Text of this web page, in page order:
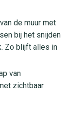
de muur met
bij het snijden
Zo blijft alles in
van
zichtbaar